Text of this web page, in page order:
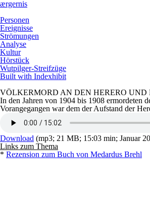
ærgernis
Personen
Ereignisse
Strömungen
Analyse
Kultur
Hörstück
Wutpilger-Streifzüge
Built with Indexhibit
VÖLKERMORD AN DEN HERERO UND
In den Jahren von 1904 bis 1908 ermordeten
Vorangegangen war dem der Aufstand der
Download (mp3; 21 MB; 15:03 min; Januar
Links zum Thema
* Rezension zum Buch von Medardus Brehl